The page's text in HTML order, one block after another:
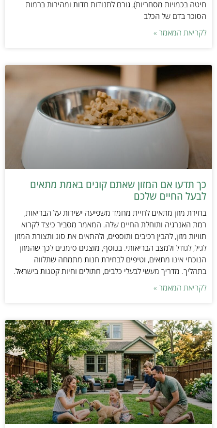
חיטה בכמויות מסחריות), גורם לתנודות חדות ומהירות ברמות
הסוכר בדם של הכלב
לקריאת המאמר »
כך תדעו אם המזון שאתם קונים באמת מתאים
לבעל החיים שלכם
בחירת מזון מתאים לחיית מחמד משפיעה ישירות על הבריאות,
רמת האנרגיה ותוחלת החיים שלה. המאמר מסביר כיצד לקרוא
תוויות מזון, להבין רכיבים ותוספים, ולהתאים את סוג ותצורת המזון
לגיל, לגודל ולמצב הבריאותי. בנוסף, מוצגים סימנים לכך שהמזון
הנוכחי אינו מתאים, וטיפים לבחירת חנות מתמחה שתלווה
בתהליך. מדריך מעשי לבעלי כלבים, חתולים וחיות קטנות בישראל.
לקריאת המאמר »